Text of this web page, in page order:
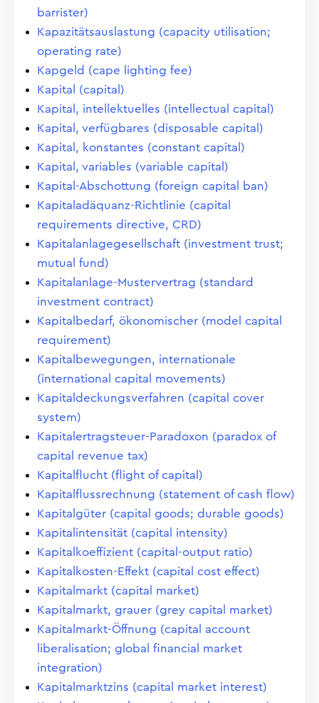
barrister)
Kapazitätsauslastung (capacity utilisation;
operating rate)
Kapgeld (cape lighting fee)
Kapital (capital)
Kapital, intellektuelles (intellectual capital)
Kapital, verfügbares (disposable capital)
Kapital, konstantes (constant capital)
Kapital, variables (variable capital)
Kapital-Abschottung (foreign capital ban)
Kapitaladäquanz-Richtlinie (capital
requirements directive, CRD)
Kapitalanlagegesellschaft (investment trust;
mutual fund)
Kapitalanlage-Mustervertrag (standard
investment contract)
Kapitalbedarf, ökonomischer (model capital
requirement)
Kapitalbewegungen, internationale
(international capital movements)
Kapitaldeckungsverfahren (capital cover
system)
Kapitalertragsteuer-Paradoxon (paradox of
capital revenue tax)
Kapitalflucht (flight of capital)
Kapitalflussrechnung (statement of cash flow)
Kapitalgüter (capital goods; durable goods)
Kapitalintensität (capital intensity)
Kapitalkoeffizient (capital-output ratio)
Kapitalkosten-Effekt (capital cost effect)
Kapitalmarkt (capital market)
Kapitalmarkt, grauer (grey capital market)
Kapitalmarkt-Öffnung (capital account
liberalisation; global financial market
integration)
Kapitalmarktzins (capital market interest)